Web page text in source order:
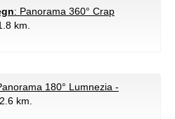
: Panorama 360° Crap
km.
180° Lumnezia -
km.